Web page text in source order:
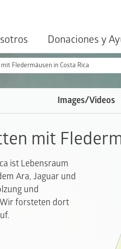
Donaciones y
Fledermäusen in Costa Rica
Images/Videos
mit
ist Lebensraum
Ara, Jaguar und
und
forsteten dort